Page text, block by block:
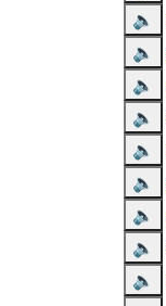
🔈
🔈
🔈
🔈
🔈
🔈
🔈
🔈
🔈